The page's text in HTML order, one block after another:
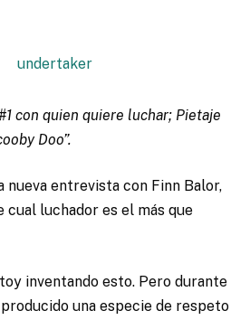
con quien quiere luchar; Pietaje
Doo”.
nueva entrevista con Finn Balor,
cual luchador es el más que
inventando esto. Pero durante
una especie de respeto